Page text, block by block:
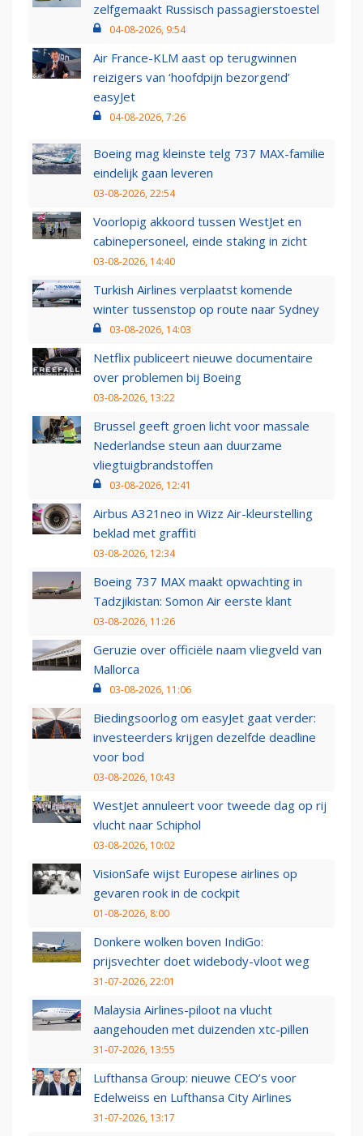
zelfgemaakt Russisch passagierstoestel
04-08-2026, 9:54
Air France-KLM aast op terugwinnen
reizigers van ‘hoofdpijn bezorgend’
easyJet
04-08-2026, 7:26
Boeing mag kleinste telg 737 MAX-familie
eindelijk gaan leveren
03-08-2026, 22:54
Voorlopig akkoord tussen WestJet en
cabinepersoneel, einde staking in zicht
03-08-2026, 14:40
Turkish Airlines verplaatst komende
winter tussenstop op route naar Sydney
03-08-2026, 14:03
Netflix publiceert nieuwe documentaire
over problemen bij Boeing
03-08-2026, 13:22
Brussel geeft groen licht voor massale
Nederlandse steun aan duurzame
vliegtuigbrandstoffen
03-08-2026, 12:41
Airbus A321neo in Wizz Air-kleurstelling
beklad met graffiti
03-08-2026, 12:34
Boeing 737 MAX maakt opwachting in
Tadzjikistan: Somon Air eerste klant
03-08-2026, 11:26
Geruzie over officiële naam vliegveld van
Mallorca
03-08-2026, 11:06
Biedingsoorlog om easyJet gaat verder:
investeerders krijgen dezelfde deadline
voor bod
03-08-2026, 10:43
WestJet annuleert voor tweede dag op rij
vlucht naar Schiphol
03-08-2026, 10:02
VisionSafe wijst Europese airlines op
gevaren rook in de cockpit
01-08-2026, 8:00
Donkere wolken boven IndiGo:
prijsvechter doet widebody-vloot weg
31-07-2026, 22:01
Malaysia Airlines-piloot na vlucht
aangehouden met duizenden xtc-pillen
31-07-2026, 13:55
Lufthansa Group: nieuwe CEO’s voor
Edelweiss en Lufthansa City Airlines
31-07-2026, 13:17